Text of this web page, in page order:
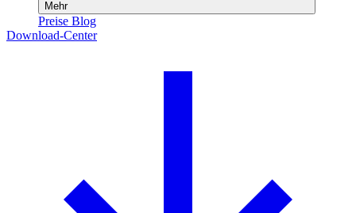
Mehr
Preise Blog
Download-Center